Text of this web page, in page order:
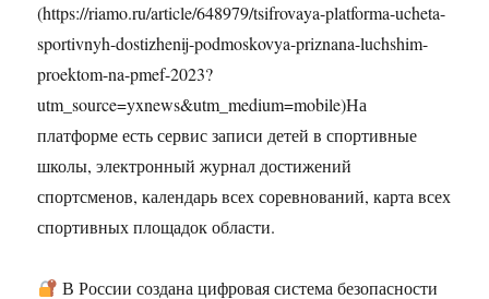
(https://riamo.ru/article/648979/tsifrovaya-platforma-ucheta-
sportivnyh-dostizhenij-podmoskovya-priznana-luchshim-
proektom-na-pmef-2023?
utm_source=yxnews&utm_medium=mobile)На
платформе есть сервис записи детей в спортивные
школы, электронный журнал достижений
спортсменов, календарь всех соревнований, карта всех
спортивных площадок области.
В России создана цифровая система безопасности